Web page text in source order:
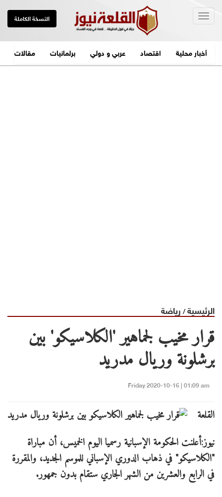
النسخة الكاملة
أخبار محلية اقتصاد عربي و دولي برلمانيات مقالات
الرئيسية/ رياضة
قرار مخيب لجماهير 'الكلاسيكو' بين
برشلونة وريال مدريد
Friday 2020-10-16 | 01:09 am
القلعة
نيوز:أعلنت الحكومة الإسبانية رسميا اليوم الخميس، أن مباراة
"الكلاسيكو" في ذهاب الدوري الإسباني للموسم الجديد، والمقررة
في الرابع والعشرين من الشهر الجاري ستقام بدون جمهور.